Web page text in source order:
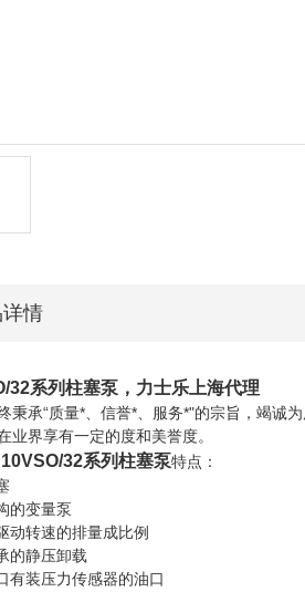
情
32系列柱塞泵，力士乐上海代理
秉承“质量*、信誉*、服务*"的宗旨，竭诚
业界享有一定的度和美誉度。
32系列柱塞泵特点：
的变量泵
动转速的排量成比例
的静压卸载
有装压力传感器的油口